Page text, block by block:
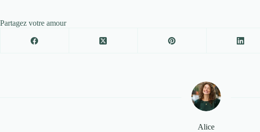
Partagez votre amour
Alice